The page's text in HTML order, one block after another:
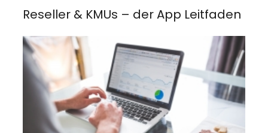
Reseller & KMUs – der App Leitfaden